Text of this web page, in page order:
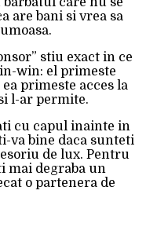
are bani si vrea sa
stiu exact in ce
win: el primeste
primeste acces la
l-ar permite.
cu capul inainte in
va bine daca sunteti
de lux. Pentru
mai degraba un
o partenera de